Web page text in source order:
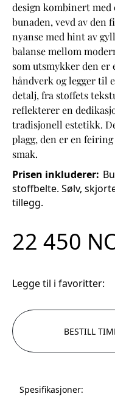
design kombinert med
bunaden, vevd av den
nyanse med hint av
balanse mellom
som utsmykker den
håndverk og legger til
detalj, fra stoffets
reflekterer en
tradisjonell estetikk.
plagg, den er en
smak.
Prisen inkluderer:
stoffbelte. Sølv,
tillegg.
22 450
Legge til i favoritter:
BESTILL
Spesifikasjoner: